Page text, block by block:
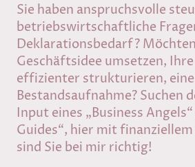
Sie haben anspruchsvolle
betriebswirtschaftliche
Deklarationsbedarf?
Geschäftsidee umsetzen,
effizienter strukturieren,
Bestandsaufnahme? Suchen
Input eines „Business
Guides“, hier mit
sind Sie bei mir richtig!